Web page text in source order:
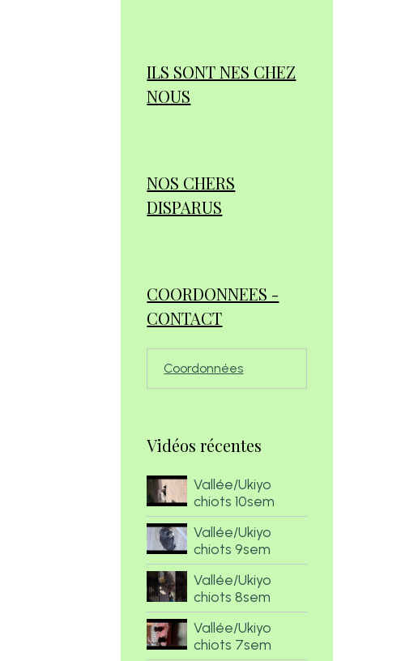
ILS SONT NES CHEZ
NOUS
NOS CHERS
DISPARUS
COORDONNEES -
CONTACT
Coordonnées
Vidéos récentes
Vallée/Ukiyo
chiots 10sem
Vallée/Ukiyo
chiots 9sem
Vallée/Ukiyo
chiots 8sem
Vallée/Ukiyo
chiots 7sem